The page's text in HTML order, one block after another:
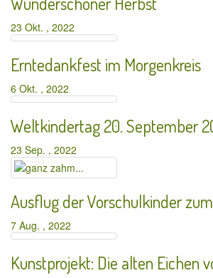
23 Okt. , 2022
Erntedankfest im Morgenkreis
6 Okt. , 2022
Weltkindertag 20. September
23 Sep. , 2022
Ausflug der Vorschulkinder
7 Aug. , 2022
Kunstprojekt: Die alten Eichen